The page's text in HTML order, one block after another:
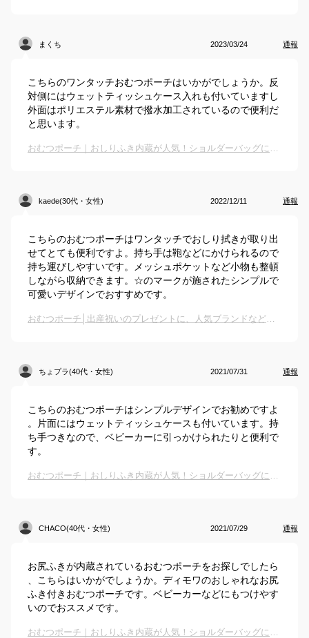
まくち 2023/03/24 通報
こちらのワンタッチおむつポーチはいかがでしょうか。反
対側にはウェットティッシュケース入れも付いていますし
外面はポリエステル素材で撥水加工されているので便利だ
と思います。
おむつポーチ｜おしりふき内蔵が人気！ショルダーバッグにもなる携帯用のおすすめは？
kaede(30代・女性) 2022/12/11 通報
こちらのおむつポーチはワンタッチでおしり拭きが取り出
せてとても便利ですよ。持ち手は鞄などにかけられるので
持ち運びしやすいです。メッシュポケットなど小物も整頓
しながら収納できます。☆のマークが施されたシンプルで
可愛いデザインでおすすめです。
おむつポーチ│出産祝いのプレゼントに、人気ブランドなどのオムツ入れのおすすめは？
ちょプラ(40代・女性) 2021/07/31 通報
こちらのおむつポーチはシンプルデザインでお勧めですよ
。片面にはウェットティッシュケースも付いています。持
ち手つきなので、ベビーカーに引っかけられたりと便利で
す。
おむつポーチ｜おしりふき内蔵が人気！ショルダーバッグにもなる携帯用のおすすめは？
CHACO(40代・女性) 2021/07/29 通報
お尻ふきが内蔵されているおむつポーチをお探しでしたら
、こちらはいかがでしょうか。ディモワのおしゃれなお尻
ふき付きおむつポーチです。ベビーカーなどにもつけやす
いのでおススメです。
おむつポーチ｜おしりふき内蔵が人気！ショルダーバッグにもなる携帯用のおすすめは？